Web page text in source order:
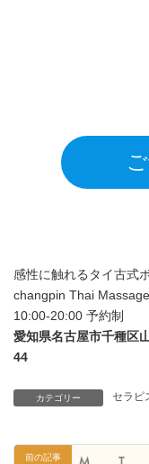
感性に触れるタイ古式
changpin Thai Massage
10:00-20:00 予約制
愛知県名古屋市千種区
44
カテゴリー セラピ
前の記事